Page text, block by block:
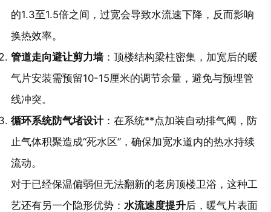
的1.3至1.5倍之间，过宽会导致水流速下降，反而影响
换热效率。
管道走向避让剪力墙：顶楼结构梁柱密集，加宽后的暖
气片安装需预留10-15厘米的调节余量，避免与预埋管
线冲突。
循环系统防气堵设计：在系统**点加装自动排气阀，防
止气体积聚造成“死水区”，确保加宽水道内的热水持续
流动。
对于已经保温偏弱但无法翻新的老房顶楼卫浴，这种工
艺还有另一个隐形优势： 水流速度提升后，暖气片表面